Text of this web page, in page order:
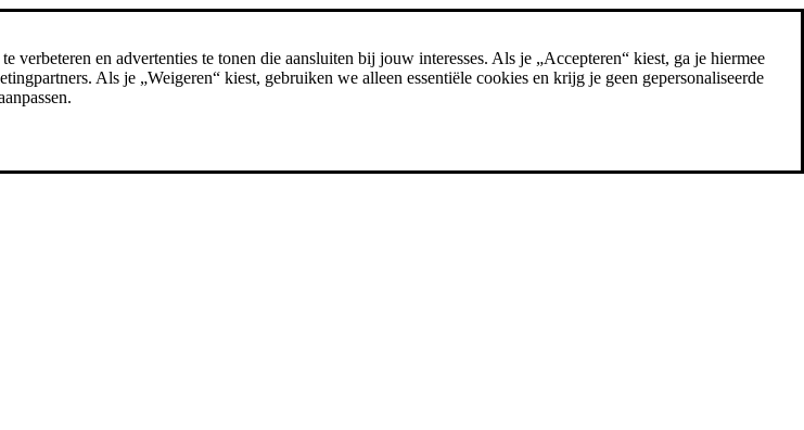
en advertenties te tonen die aansluiten bij jouw interesses. Als je „Accepteren“ kiest, ga je hiermee
Als je „Weigeren“ kiest, gebruiken we alleen essentiële cookies en krijg je geen gepersonaliseerde